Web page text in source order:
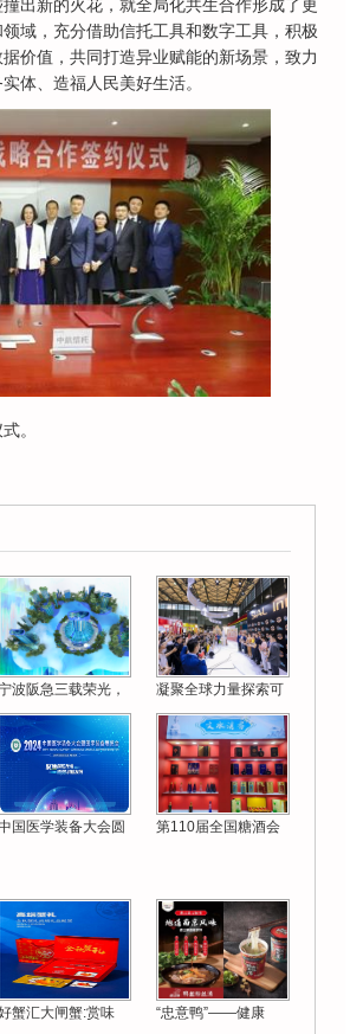
出新的火花，就全局化共生合作形成了更
域，充分借助信托工具和数字工具，积极
价值，共同打造异业赋能的新场景，致力
体、造福人民美好生活。
。
波阪急三载荣光， 凝聚全球力量探索可
国医学装备大会圆 第110届全国糖酒会
蟹汇大闸蟹:赏味 “忠意鸭”——健康